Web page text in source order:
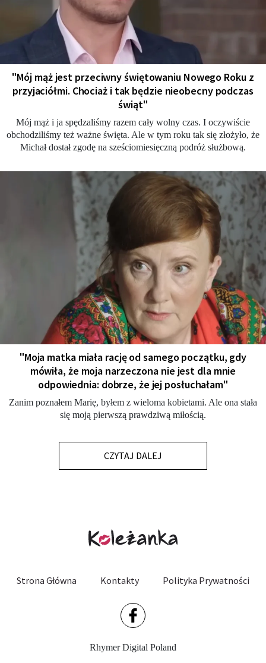
"Mój mąż jest przeciwny świętowaniu Nowego Roku z
przyjaciółmi. Chociaż i tak będzie nieobecny podczas
świąt"
Mój mąż i ja spędzaliśmy razem cały wolny czas. I oczywiście
obchodziliśmy też ważne święta. Ale w tym roku tak się złożyło, że
Michał dostał zgodę na sześciomiesięczną podróż służbową.
"Moja matka miała rację od samego początku, gdy
mówiła, że moja narzeczona nie jest dla mnie
odpowiednia: dobrze, że jej posłuchałam"
Zanim poznałem Marię, byłem z wieloma kobietami. Ale ona stała
się moją pierwszą prawdziwą miłością.
CZYTAJ DALEJ
Strona Główna Kontakty Polityka Prywatności
Rhymer Digital Poland